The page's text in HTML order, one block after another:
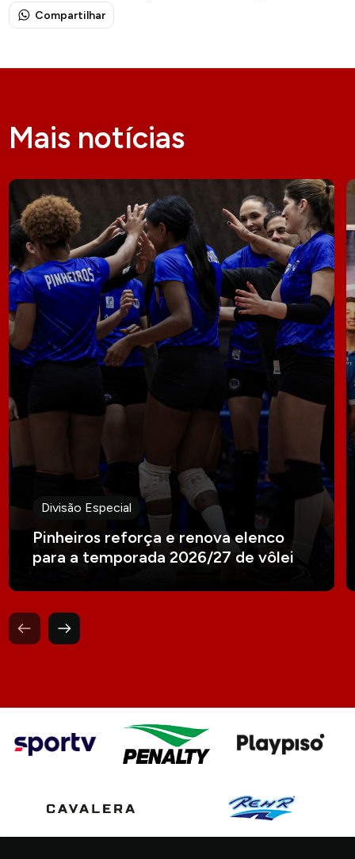
Compartilhar
Mais notícias
Divisão Especial
Pinheiros reforça e renova elenco
para a temporada 2026/27 de vôlei